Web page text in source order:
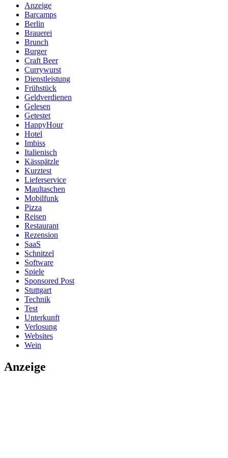
Anzeige
Barcamps
Berlin
Brauerei
Brunch
Burger
Craft Beer
Currywurst
Dienstleistung
Frühstück
Geldverdienen
Gelesen
Getestet
HappyHour
Hotel
Imbiss
Italienisch
Kässpätzle
Kurztest
Lieferservice
Maultaschen
Mobilfunk
Pizza
Reisen
Restaurant
Rezension
SaaS
Schnitzel
Software
Spiele
Sponsored Post
Stuttgart
Technik
Test
Unterkunft
Verlosung
Websites
Wein
Anzeige